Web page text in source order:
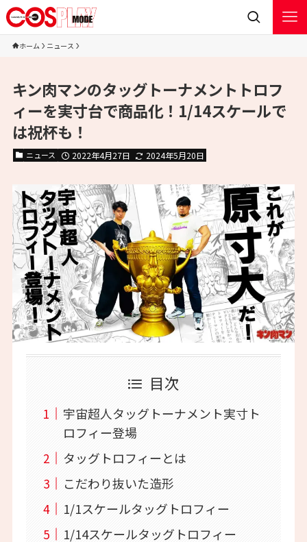
ホーム ニュース
キン肉マンのタッグトーナメントトロフ
ィーを実寸台で商品化！1/14スケールで
は祝杯も！
ニュース 2022年4月27日 2024年5月20日
目次
宇宙超人タッグトーナメント実寸ト
ロフィー登場
タッグトロフィーとは
こだわり抜いた造形
1/1スケールタッグトロフィー
​1/14スケールタッグトロフィー